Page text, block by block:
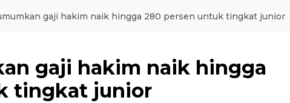
gaji hakim naik hingga 280 persen untuk tingkat junior
gaji hakim naik hingga
tingkat junior